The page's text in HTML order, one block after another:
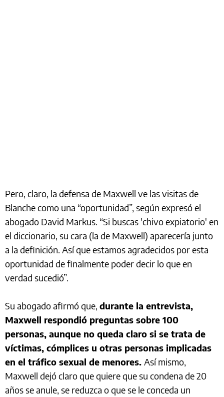
Pero, claro, la defensa de Maxwell ve las visitas de
Blanche como una “oportunidad”, según expresó el
abogado David Markus. “Si buscas 'chivo expiatorio' en
el diccionario, su cara (la de Maxwell) aparecería junto
a la definición. Así que estamos agradecidos por esta
oportunidad de finalmente poder decir lo que en
verdad sucedió”.
Su abogado afirmó que, durante la entrevista,
Maxwell respondió preguntas sobre 100
personas, aunque no queda claro si se trata de
víctimas, cómplices u otras personas implicadas
en el tráfico sexual de menores. Así mismo,
Maxwell dejó claro que quiere que su condena de 20
años se anule, se reduzca o que se le conceda un